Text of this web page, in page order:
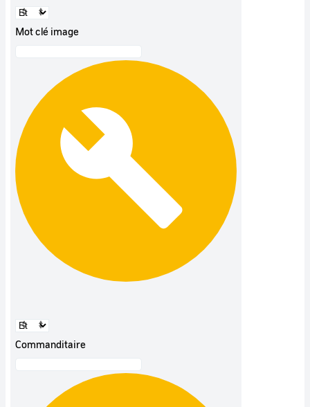
Mot clé image
Commanditaire